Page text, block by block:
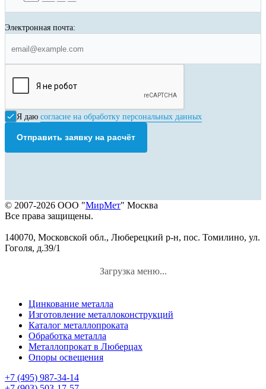
Электронная почта:
Я даю согласие на обработку персональных данных
Отправить заявку на расчёт
© 2007-2026 ООО "МирМет" Москва
Все права защищены.
140070, Московской обл., Люберецкий р-н, пос. Томилино, ул.
Гоголя, д.39/1
Загрузка меню...
Цинкование металла
Изготовление металлоконструкций
Каталог металлопроката
Обработка металла
Металлопрокат в Люберцах
Опоры освещения
+7 (495) 987-34-14